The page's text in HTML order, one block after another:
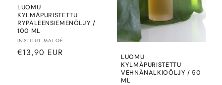
LUOMU
KYLMÄPURISTETTU
RYPÄLEENSIEMENÖLJY /
100 ML
Säljare:
INSTITUT MALOÉ
Normalt
€13,90 EUR
LUOMU
KYLMÄPURISTETTU
VEHNÄNALKIOÖLJY / 50
ML